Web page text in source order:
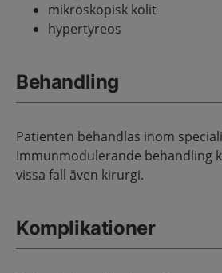
mikroskopisk kolit
hypertyreos
Behandling
Patienten behandlas inom
Immunmodulerande behandling
vissa fall även kirurgi.
Komplikationer